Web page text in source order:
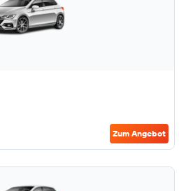
Zum Angebot